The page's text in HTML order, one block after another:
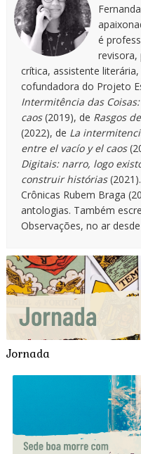
é
revisora,
crítica, assistente
cofundadora do Projeto
Intermitência das
caos(2019), de Rasgos
(2022), de La
entre el vacío y el caos
Digitais: narro, logo
construir histórias
Crônicas Rubem Braga
antologias. Também
Observações, no ar
Jornada